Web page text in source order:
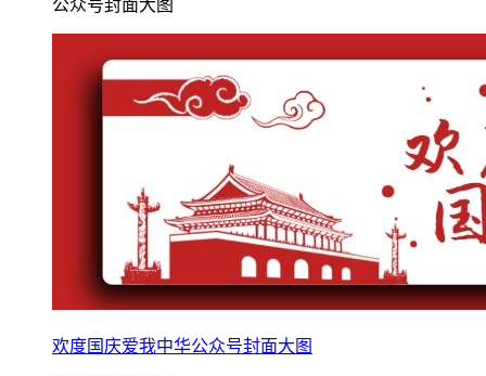
公众号封面大图
欢度国庆爱我中华公众号封面大图